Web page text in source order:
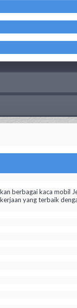
berbagai kaca mobil
yang terbaik